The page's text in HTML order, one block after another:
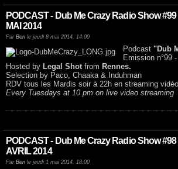
PODCAST - Dub Me Crazy Radio Show
MAI 2014
Par Ben le jeudi 8 mai 2014, 14:00
Podcast "Dub
Emission n°99
Hosted by Legal Shot from Rennes.
Selection by Paco, Chaaka & Induhman
RDV tous les Mardis soir à 22h en streaming
Every Tuesdays at 10 pm on live video streaming
PODCAST - Dub Me Crazy Radio Show
AVRIL 2014
Par Ben le jeudi 1 mai 2014, 18:00